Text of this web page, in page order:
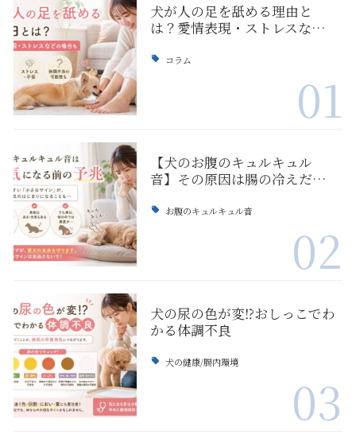
犬が人の足を舐める理由と
は？愛情表現・ストレスな…
コラム
01
【犬のお腹のキュルキュル
音】その原因は腸の冷えだ…
お腹のキュルキュル音
02
犬の尿の色が変⁉おしっこでわ
かる体調不良
犬の健康/腸内環境
03